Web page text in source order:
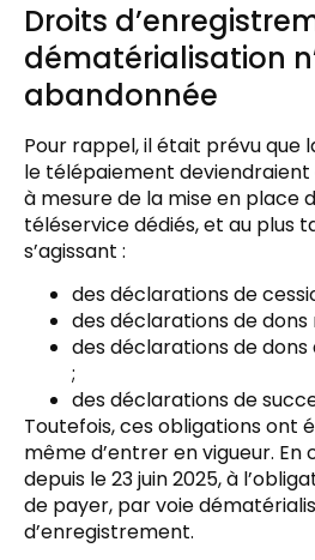
Droits
dématérialisation
abandonnée
Pour rappel, il était prévu que
le télépaiement
à mesure de la mise en place
téléservice dédiés, et au plus
s’agissant :
des déclarations de
des déclarations de dons
des déclarations de dons
;
des déclarations de
Toutefois, ces obligations ont
même d’entrer en vigueur. En
depuis le 23 juin 2025, à
de payer, par voie
d’enregistrement.